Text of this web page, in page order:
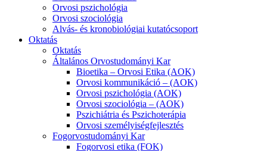
Orvosi pszichológia
Orvosi szociológia
Alvás- és kronobiológiai kutatócsoport
Oktatás
Oktatás
Általános Orvostudományi Kar
Bioetika – Orvosi Etika (AOK)
Orvosi kommunikáció – (AOK)
Orvosi pszichológia (AOK)
Orvosi szociológia – (AOK)
Pszichiátria és Pszichoterápia
Orvosi személyiségfejlesztés
Fogorvostudományi Kar
Fogorvosi etika (FOK)